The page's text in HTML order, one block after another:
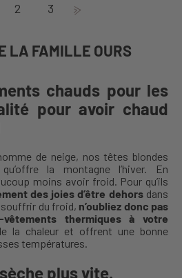
2 3
LA FAMILLE OURS
chauds pour les
pour avoir chaud
de neige, nos têtes blondes
la montagne l’hiver. En
moins avoir froid. Pour qu’ils
des joies d’être dehorsdans
souffrir du froid, n’oubliez donc pas
thermiques à votre
la chaleur et offrent une bonne
températures.
plus vite.